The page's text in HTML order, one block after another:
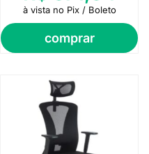
comprar
à vista no Pix / Boleto